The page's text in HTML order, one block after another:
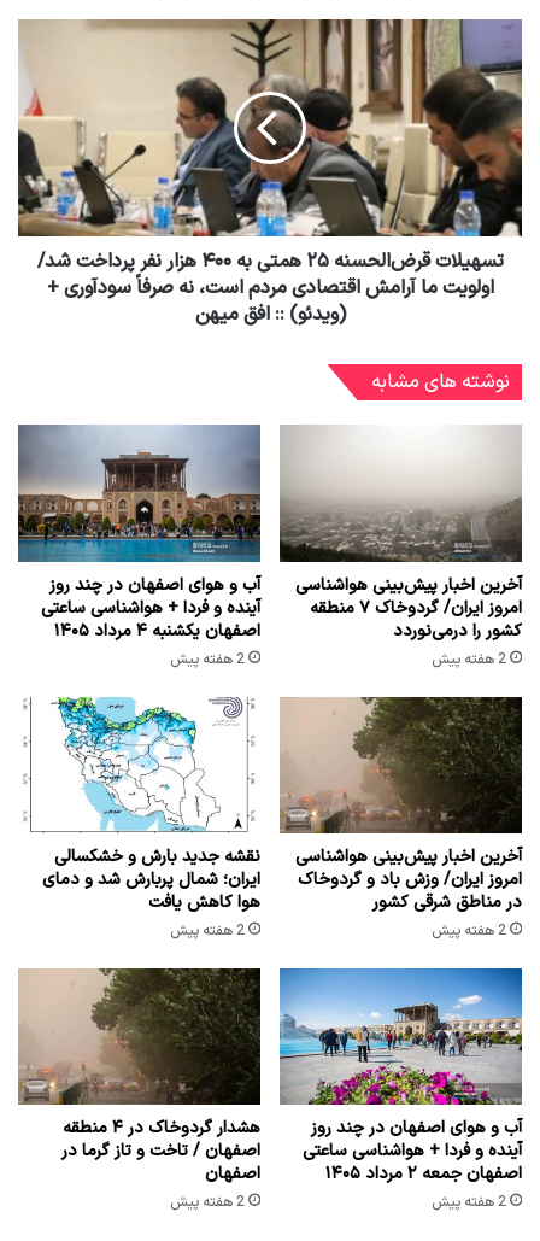
تسهیلات قرض‌الحسنه ۲۵ همتی به ۴۰۰ هزار نفر پرداخت شد/
اولویت ما آرامش اقتصادی مردم است، نه صرفاً سودآوری +
(ویدئو) :: افق میهن
نوشته های مشابه
آخرین اخبار پیش‌بینی هواشناسی
امروز ایران/ گردوخاک ۷ منطقه
کشور را درمی‌نوردد
2 هفته پیش
آب و هوای اصفهان در چند روز
آینده و فردا + هواشناسی ساعتی
اصفهان یکشنبه ۴ مرداد ۱۴۰۵
2 هفته پیش
آخرین اخبار پیش‌بینی هواشناسی
امروز ایران/ وزش باد و گردوخاک
در مناطق شرقی کشور
2 هفته پیش
نقشه جدید بارش و خشکسالی
ایران؛ شمال پربارش شد و دمای
هوا کاهش یافت
2 هفته پیش
آب و هوای اصفهان در چند روز
آینده و فردا + هواشناسی ساعتی
اصفهان جمعه ۲ مرداد ۱۴۰۵
2 هفته پیش
هشدار گردوخاک در ۴ منطقه
اصفهان / تاخت و تاز گرما در
اصفهان
2 هفته پیش